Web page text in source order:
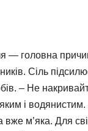
— головна
Сіль
– Не
і водянистим.
м’яка. Для